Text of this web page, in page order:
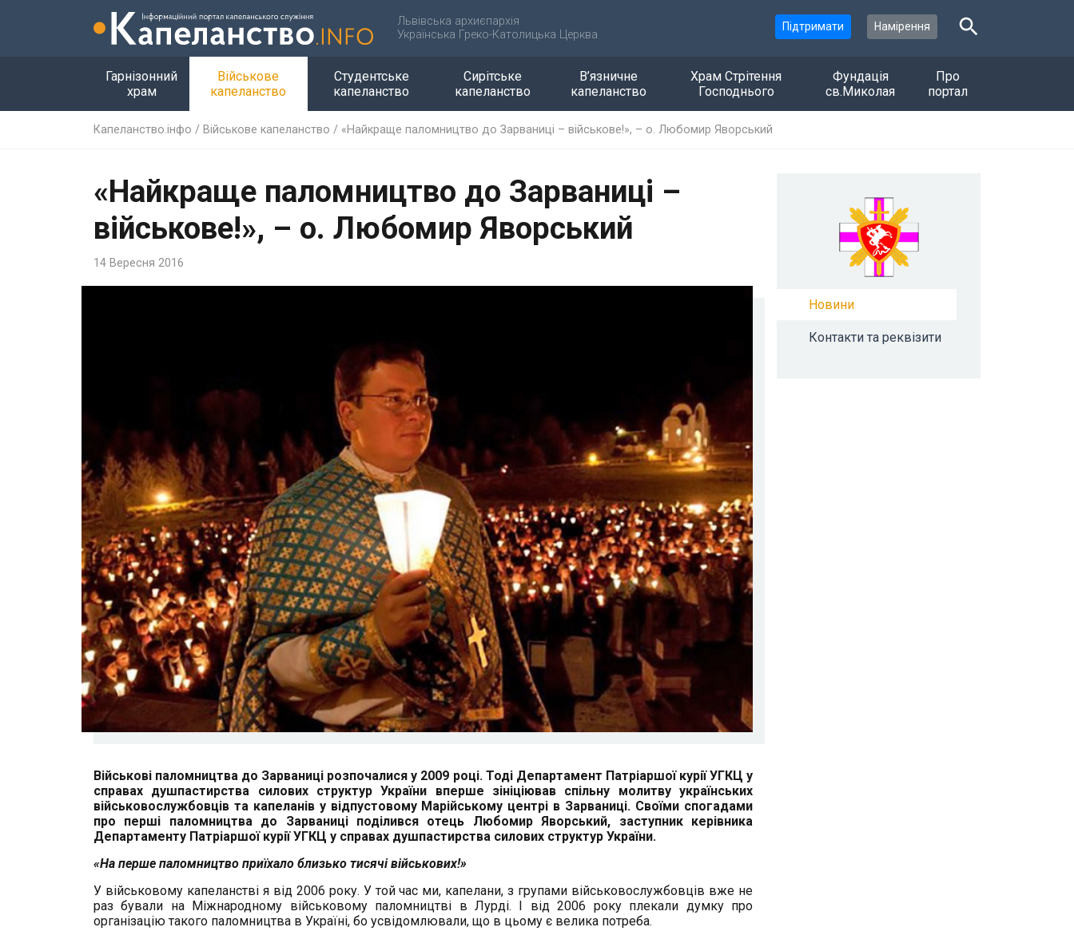
Львівська архиєпархія
Українська Греко-Католицька Церква
Підтримати Намірення
Гарнізонний
храм
Військове
капеланство
Студентське
капеланство
Сирітське
капеланство
В’язничне
капеланство
Храм Стрітення
Господнього
Фундація
св.Миколая
Про
портал
Капеланство.інфо / Військове капеланство / «Найкраще паломництво до Зарваниці – військове!», – о. Любомир Яворський
«Найкраще паломництво до Зарваниці –
військове!», – о. Любомир Яворський
14 Вересня 2016
Військові паломництва до Зарваниці розпочалися у 2009 році. Тоді Департамент Патріаршої курії УГКЦ у
справах душпастирства силових структур України вперше зініціював спільну молитву українських
військовослужбовців та капеланів у відпустовому Марійському центрі в Зарваниці. Своїми спогадами
про перші паломництва до Зарваниці поділився отець Любомир Яворський, заступник керівника
Департаменту Патріаршої курії УГКЦ у справах душпастирства силових структур України.
«На перше паломництво приїхало близько тисячі військових!»
У військовому капеланстві я від 2006 року. У той час ми, капелани, з групами військовослужбовців вже не
раз бували на Міжнародному військовому паломництві в Лурді. І від 2006 року плекали думку про
організацію такого паломництва в Україні, бо усвідомлювали, що в цьому є велика потреба.
Новини
Контакти та реквізити